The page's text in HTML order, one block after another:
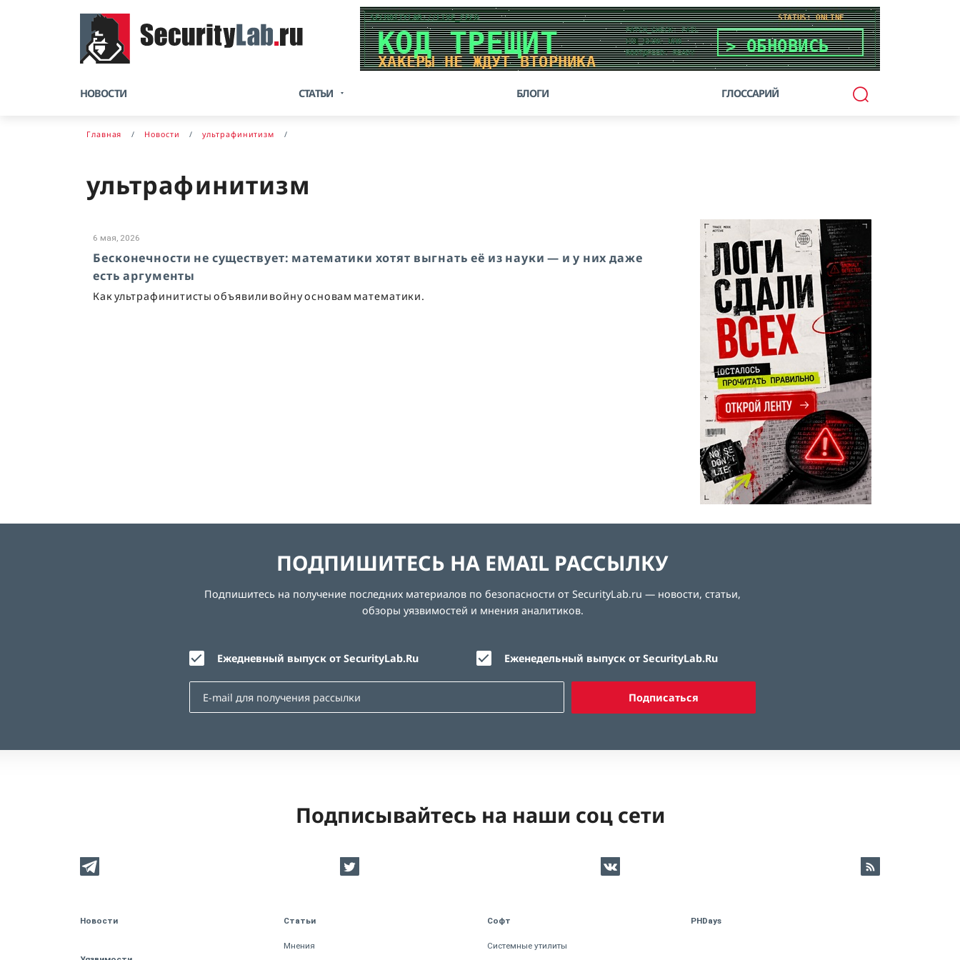
НОВОСТИ СТАТЬИ БЛОГИ ГЛОССАРИЙ
Главная Новости ультрафинитизм
ультрафинитизм
6 мая, 2026
Бесконечности не существует: математики хотят выгнать её из науки — и у них даже
есть аргументы
Как ультрафинитисты объявили войну основам математики.
ПОДПИШИТЕСЬ НА EMAIL РАССЫЛКУ
Подпишитесь на получение последних материалов по безопасности от SecurityLab.ru — новости, статьи,
обзоры уязвимостей и мнения аналитиков.
Ежедневный выпуск от SecurityLab.Ru Еженедельный выпуск от SecurityLab.Ru
Подписаться
Подписывайтесь на наши соц сети
Новости Статьи
Мнения
Софт
Системные утилиты
PHDays